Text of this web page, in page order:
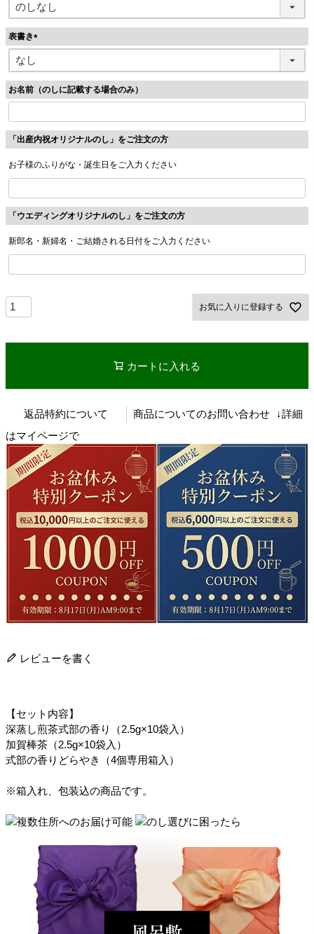
表書き
(
必
お名前（のしに記載する場合のみ）
「出産内祝オリジナルのし」をご注文の方
お子様のふりがな・誕生日をご入力ください
「ウエディングオリジナルのし」をご注文の方
新郎名・新婦名・ご結婚される日付をご入力ください
お気に入りに登録する
カートに入れる
返品特約について 商品についてのお問い合わせ
↓詳細
はマイページで
レビューを書く
【セット内容】
深蒸し煎茶式部の香り（2.5g×10袋入）
加賀棒茶（2.5g×10袋入）
式部の香りどらやき（4個専用箱入）
※箱入れ、包装込の商品です。